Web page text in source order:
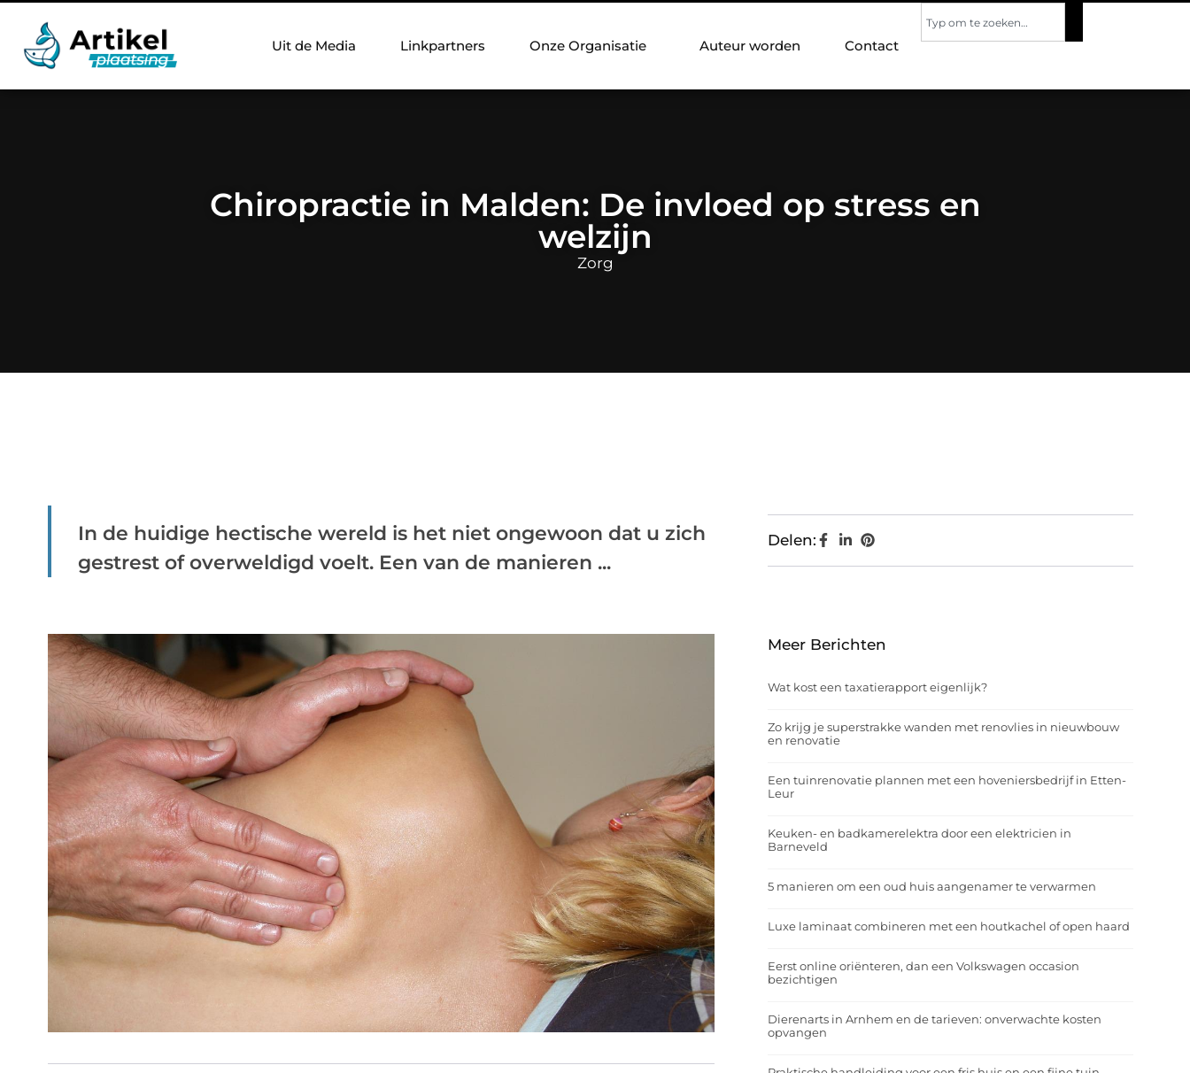
Uit de Media Linkpartners Onze Organisatie Auteur worden Contact
Chiropractie in Malden: De invloed op stress en
welzijn
Zorg
In de huidige hectische wereld is het niet ongewoon dat u zich
gestrest of overweldigd voelt. Een van de manieren ...
Delen:
Meer Berichten
Wat kost een taxatierapport eigenlijk?
Zo krijg je superstrakke wanden met renovlies in nieuwbouw
en renovatie
Een tuinrenovatie plannen met een hoveniersbedrijf in Etten-
Leur
Keuken- en badkamerelektra door een elektricien in
Barneveld
5 manieren om een oud huis aangenamer te verwarmen
Luxe laminaat combineren met een houtkachel of open haard
Eerst online oriënteren, dan een Volkswagen occasion
bezichtigen
Dierenarts in Arnhem en de tarieven: onverwachte kosten
opvangen